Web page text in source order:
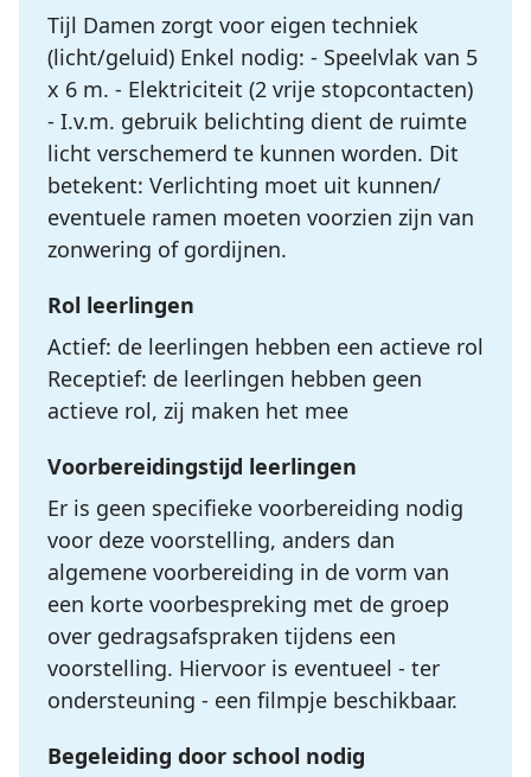
Tijl Damen zorgt voor eigen techniek
(licht/geluid) Enkel nodig: - Speelvlak van 5
x 6 m. - Elektriciteit (2 vrije stopcontacten)
- I.v.m. gebruik belichting dient de ruimte
licht verschemerd te kunnen worden. Dit
betekent: Verlichting moet uit kunnen/
eventuele ramen moeten voorzien zijn van
zonwering of gordijnen.
Rol leerlingen
Actief: de leerlingen hebben een actieve rol
Receptief: de leerlingen hebben geen
actieve rol, zij maken het mee
Voorbereidingstijd leerlingen
Er is geen specifieke voorbereiding nodig
voor deze voorstelling, anders dan
algemene voorbereiding in de vorm van
een korte voorbespreking met de groep
over gedragsafspraken tijdens een
voorstelling. Hiervoor is eventueel - ter
ondersteuning - een filmpje beschikbaar.
Begeleiding door school nodig